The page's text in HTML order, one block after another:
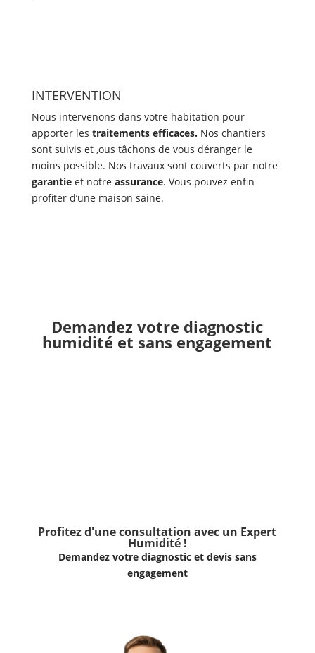
INTERVENTION
Nous intervenons dans votre habitation pour
apporter les traitements efficaces.Nos chantiers
sont suivis et ,ous tâchons de vous déranger le
moins possible. Nos travaux sont couverts par notre
garantieet notre assurance. Vous pouvez enfin
profiter d’une maison saine.
Demandez votre diagnostic
humidité et sans engagement
Profitez d'une consultation avec un Expert
Humidité !
Demandez votre diagnostic et devis sans
engagement